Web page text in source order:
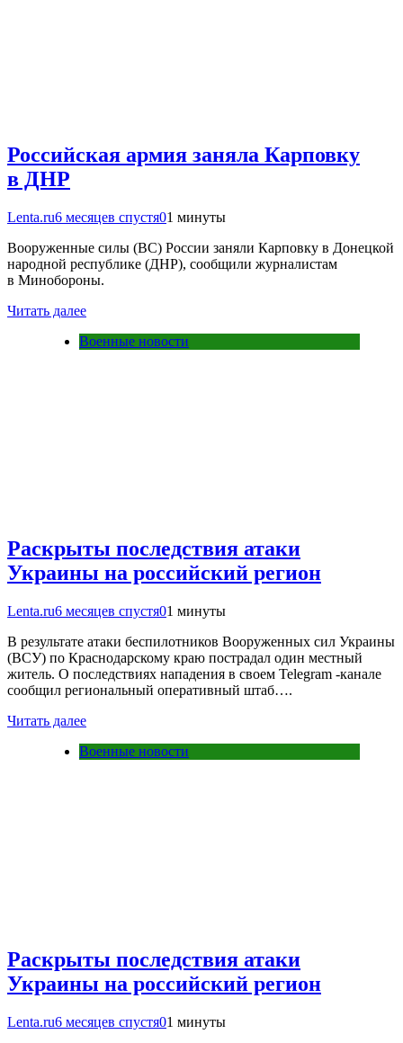
Российская армия заняла Карповку
в ДНР
Lenta.ru6 месяцев спустя01 минуты
Вооруженные силы (ВС) России заняли Карповку в Донецкой
народной республике (ДНР), сообщили журналистам
в Минобороны.
Читать далее
Военные новости
Раскрыты последствия атаки
Украины на российский регион
Lenta.ru6 месяцев спустя01 минуты
В результате атаки беспилотников Вооруженных сил Украины
(ВСУ) по Краснодарскому краю пострадал один местный
житель. О последствиях нападения в своем Telegram -канале
сообщил региональный оперативный штаб….
Читать далее
Военные новости
Раскрыты последствия атаки
Украины на российский регион
Lenta.ru6 месяцев спустя01 минуты